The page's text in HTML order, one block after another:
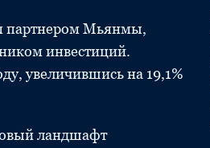
партнером Мьянмы,
инвестиций.
увеличившись на 19,1%
ландшафт